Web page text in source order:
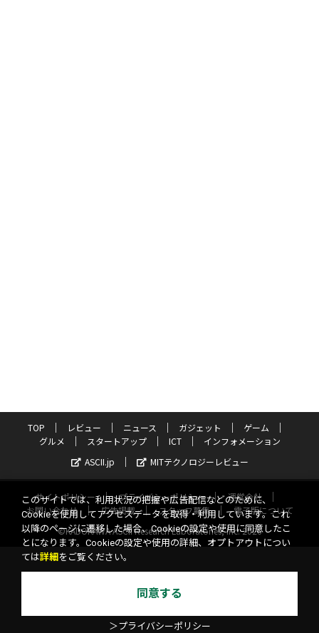
TOP レビュー ニュース ガジェット
ゲーム
グルメ
スタートアップ ICT
インフォメーション
ASCII.jp
MITテクノロジーレビュー
サイトポリシー プライバシーポリシー
運営会社
お問い合わせ
広告掲載 スタッフ募集
電子版について
©KADOKAWA ASCII Research Laboratories, Inc. 2026
このサイトでは、利用状況の把握や広告配信などのために、
Cookieを使用してアクセスデータを取得・利用しています。これ
以降のページに遷移した場合、Cookieの設定や使用に同意したこ
とになります。Cookieの設定や使用の詳細、オプトアウトについ
ては詳細 をご覧ください。
同意する
＞プライバシーポリシー